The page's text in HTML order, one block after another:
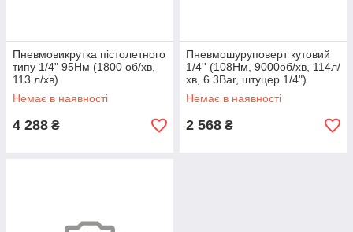
Пневмовикрутка пістолетного
типу 1/4" 95Нм (1800 об/хв,
113 л/хв)
Немає в наявності
4 288 ₴
Пневмошуруповерт кутовий
1/4'' (108Нм, 9000об/хв, 114л/
хв, 6.3Bar, штуцер 1/4")
Немає в наявності
2 568 ₴